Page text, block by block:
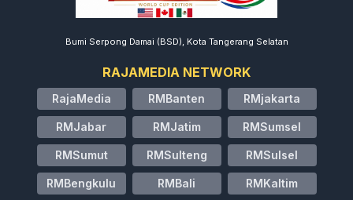
Bumi Serpong Damai (BSD), Kota Tangerang Selatan
RAJAMEDIA NETWORK
RajaMedia RMBanten RMjakarta
RMJabar RMJatim RMSumsel
RMSumut RMSulteng RMSulsel
RMBengkulu RMBali RMKaltim